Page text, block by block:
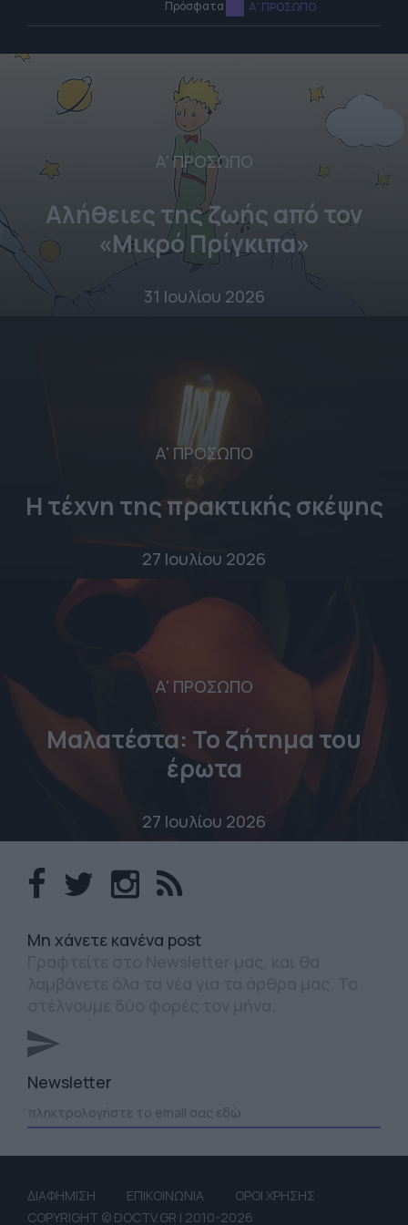
Πρόσφατα Α' ΠΡΟΣΩΠΟ
Α' ΠΡΟΣΩΠΟ
Αλήθειες της ζωής από τον
«Μικρό Πρίγκιπα»
31 Ιουλίου 2026
Α' ΠΡΟΣΩΠΟ
Η τέχνη της πρακτικής σκέψης
27 Ιουλίου 2026
Α' ΠΡΟΣΩΠΟ
Μαλατέστα: Το ζήτημα του
έρωτα
27 Ιουλίου 2026
Mη χάνετε κανένα post
Newsletter
ΔΙΑΦΗΜΙΣΗ ΕΠΙΚΟΙΝΩΝΙΑ
ΟΡΟΙ ΧΡΗΣΗΣ
COPYRIGHT © DOCTV.GR | 2010-2026